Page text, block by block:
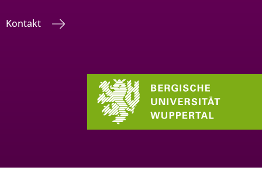
Kontakt